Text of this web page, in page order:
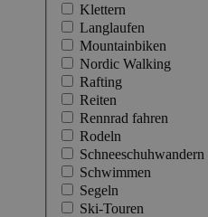
Klettern
Langlaufen
Mountainbiken
Nordic Walking
Rafting
Reiten
Rennrad fahren
Rodeln
Schneeschuhwandern
Schwimmen
Segeln
Ski-Touren